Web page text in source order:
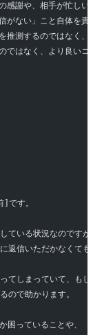
感謝や、相手が忙しい
がない」こと自体を責
測するのではなく、
はなく、より良いコ
です。
ている状況なのですが
返信いただかなくて
てしまっていて、も
ので助かります。
困っていることや、